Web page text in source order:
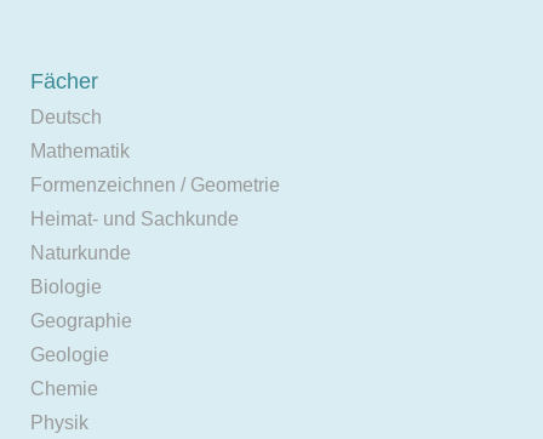
Fächer
Deutsch
Mathematik
Formenzeichnen / Geometrie
Heimat- und Sachkunde
Naturkunde
Biologie
Geographie
Geologie
Chemie
Physik